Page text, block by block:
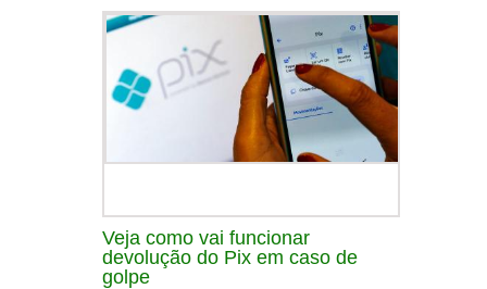
Veja como vai funcionar
devolução do Pix em caso de
golpe